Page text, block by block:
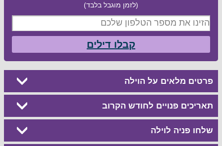
(לזמן מוגבל בלבד)
קבלו דילים
פרטים מלאים על הוילה
תאריכים פנויים לחודש הקרוב
שלחו פניה לוילה